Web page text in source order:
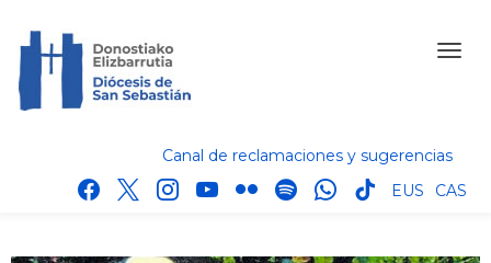
Canal de reclamaciones y sugerencias
facebook
x instagram
youtube
flickr spotifywhatsapp
tik
EUS CAS